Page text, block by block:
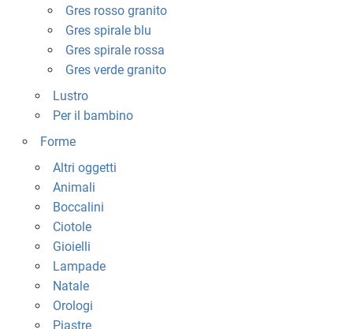
Gres rosso granito
Gres spirale blu
Gres spirale rossa
Gres verde granito
Lustro
Per il bambino
Forme
Altri oggetti
Animali
Boccalini
Ciotole
Gioielli
Lampade
Natale
Orologi
Piastre